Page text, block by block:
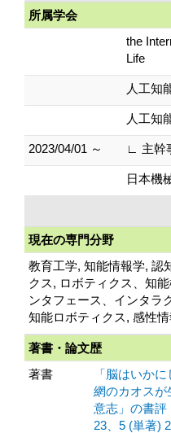
所属学会
the
Life
人工知
人工知
2023/04/01 ～ ∟ 主幹
日本機
現在の専門分野
教育工学, 知能情報学, 認
クス, ロボティクス、知
ンタフェース、インタラ
知能ロボティクス, 感性
著書・論文歴
著書
「脳はいか
網のカオスが
意志」の書評
23、5 (単著)